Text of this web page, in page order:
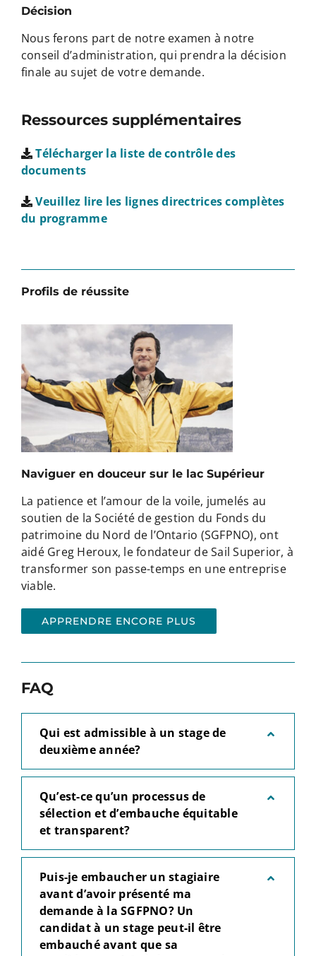
Décision
Nous ferons part de notre examen à notre
conseil d’administration, qui prendra la décision
finale au sujet de votre demande.
Ressources supplémentaires
Télécharger la liste de contrôle des
documents
Veuillez lire les lignes directrices complètes
du programme
Profils de réussite
Naviguer en douceur sur le lac Supérieur
La patience et l’amour de la voile, jumelés au
soutien de la Société de gestion du Fonds du
patrimoine du Nord de l’Ontario (SGFPNO), ont
aidé Greg Heroux, le fondateur de Sail Superior, à
transformer son passe-temps en une entreprise
viable.
APPRENDRE ENCORE PLUS
FAQ
Qui est admissible à un stage de
deuxième année?
Qu’est-ce qu’un processus de
sélection et d’embauche équitable
et transparent?
Puis-je embaucher un stagiaire
avant d’avoir présenté ma
demande à la SGFPNO? Un
candidat à un stage peut-il être
embauché avant que sa